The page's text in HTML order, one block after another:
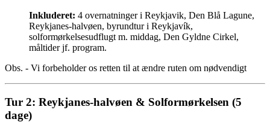
Inkluderet: 4 overnatninger i Reykjavik, Den Blå Lagune,
Reykjanes-halvøen, byrundtur i Reykjavík,
solformørkelsesudflugt m. middag, Den Gyldne Cirkel,
måltider jf. program.
Obs. - Vi forbeholder os retten til at ændre ruten om nødvendigt
Tur 2: Reykjanes-halvøen & Solformørkelsen (5
dage)